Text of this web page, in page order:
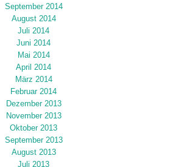
September 2014
August 2014
Juli 2014
Juni 2014
Mai 2014
April 2014
März 2014
Februar 2014
Dezember 2013
November 2013
Oktober 2013
September 2013
August 2013
Juli 2013